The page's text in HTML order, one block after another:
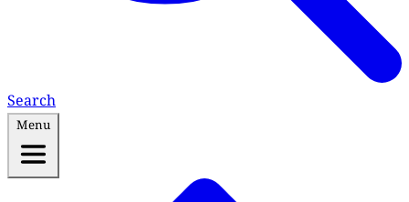
Search
Menu